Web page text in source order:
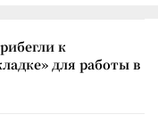
к
для работы в